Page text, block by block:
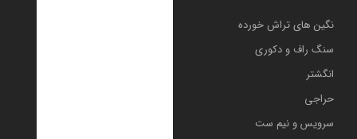
​نگین های تراش خورده
سنگ راف و دکوری
انگشتر
حراجی
سرویس و نیم ست